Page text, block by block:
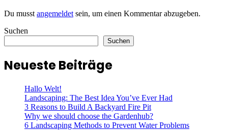
Du musst angemeldet sein, um einen Kommentar abzugeben.
Suchen
Suchen
Neueste Beiträge
Hallo Welt!
Landscaping: The Best Idea You’ve Ever Had
3 Reasons to Build A Backyard Fire Pit
Why we should choose the Gardenhub?
6 Landscaping Methods to Prevent Water Problems